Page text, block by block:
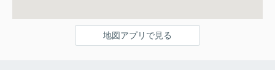
地図アプリで見る